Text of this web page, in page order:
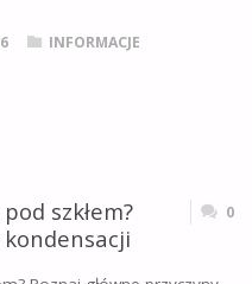
INFORMACJE
szkłem?
kondensacji
0